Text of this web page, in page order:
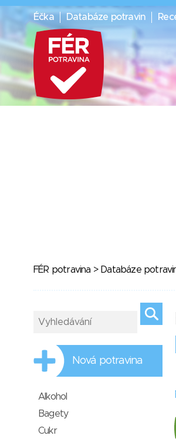
Éčka Databáze potravin
FÉR potravina > Databáze
Nová potravina
Alkohol
Bagety
Cukr